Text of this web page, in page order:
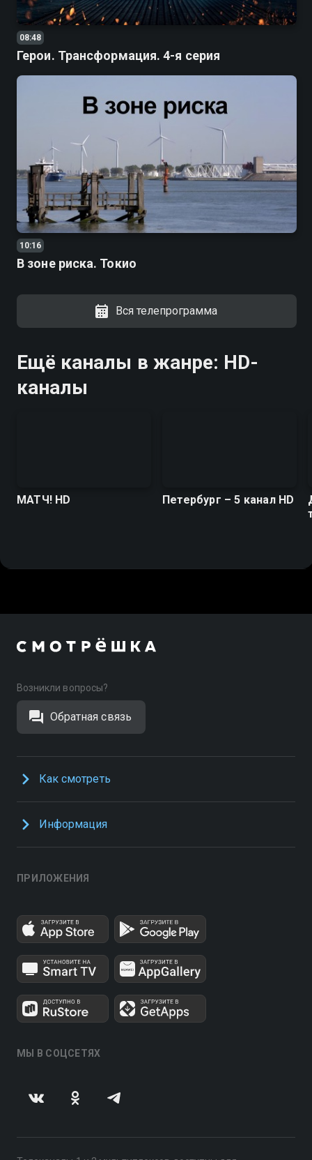
08:48
Герои. Трансформация. 4-я серия
10:16
В зоне риска. Токио
Вся телепрограмма
Ещё каналы в жанре: HD-
каналы
МАТЧ! HD Петербург – 5 канал HD
Возникли вопросы?
Обратная связь
Как смотреть
Информация
ПРИЛОЖЕНИЯ
МЫ В СОЦСЕТЯХ